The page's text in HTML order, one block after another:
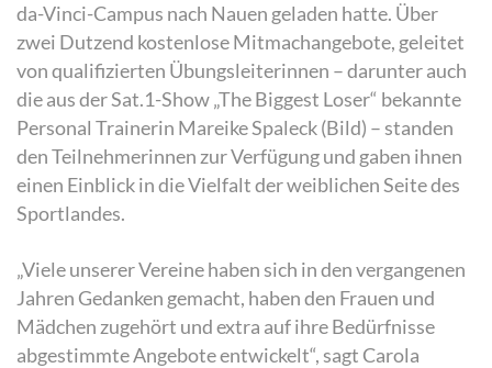
da-Vinci-Campus nach Nauen geladen hatte. Über
zwei Dutzend kostenlose Mitmachangebote, geleitet
von qualifizierten Übungsleiterinnen – darunter auch
die aus der Sat.1-Show „The Biggest Loser“ bekannte
Personal Trainerin Mareike Spaleck (Bild) – standen
den Teilnehmerinnen zur Verfügung und gaben ihnen
einen Einblick in die Vielfalt der weiblichen Seite des
Sportlandes.
„Viele unserer Vereine haben sich in den vergangenen
Jahren Gedanken gemacht, haben den Frauen und
Mädchen zugehört und extra auf ihre Bedürfnisse
abgestimmte Angebote entwickelt“, sagt Carola